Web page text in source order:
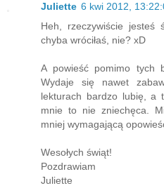
Juliette 6 kwi 2012,
Heh, rzeczywiście jesteś
chyba wróciłaś, nie? xD
A powieść pomimo tych
Wydaje się nawet
lekturach bardzo lubię, a
mnie to nie zniechęca.
mniej wymagającą
Wesołych świąt!
Pozdrawiam
Juliette